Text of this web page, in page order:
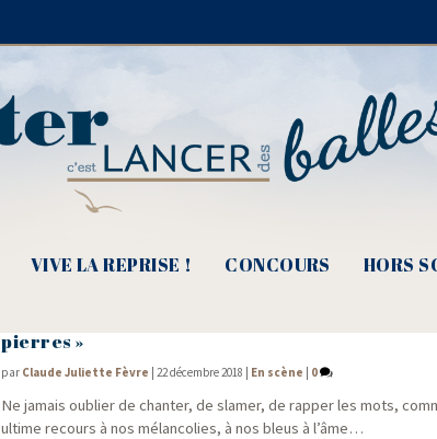
VIVE LA REPRISE ! CONCOURS HORS
pierres »
par Claude Juliette Fèvre |22 décembre 2018 En scène 0
Ne jamais oublier de chan­ter, de sla­mer, de rap­per les mots,
ultime recours à nos mélan­co­lies, à nos bleus à l’âme…